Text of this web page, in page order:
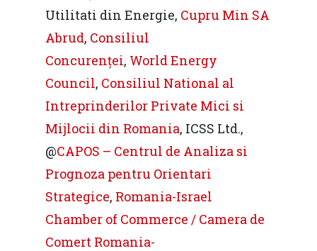
Utilitati din Energie, Cupru Min SA
Abrud, Consiliul
Concurenței, World Energy
Council, Consiliul National al
Intreprinderilor Private Mici si
Mijlocii din Romania, ICSS Ltd.,
@CAPOS – Centrul de Analiza si
Prognoza pentru Orientari
Strategice, Romania-Israel
Chamber of Commerce / Camera de
Comert Romania-